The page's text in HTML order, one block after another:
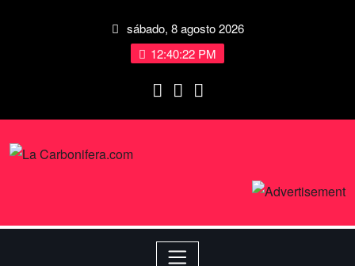
sábado, 8 agosto 2026
12:40:22 PM